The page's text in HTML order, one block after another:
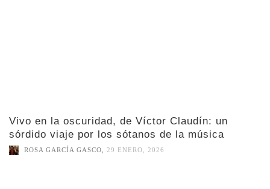
Vivo en la oscuridad, de Víctor Claudín: un
sórdido viaje por los sótanos de la música
ROSA GARCÍA GASCO, 29 ENERO, 2026